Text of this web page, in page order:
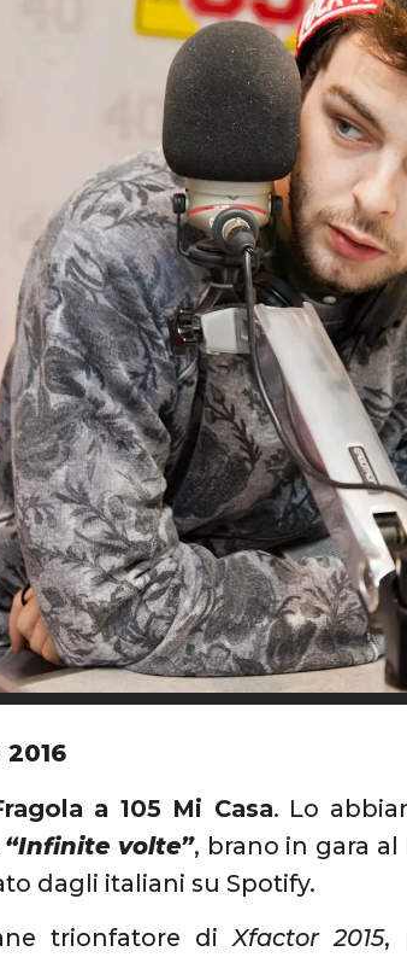
2016
a 105 Mi Casa. Lo
“Infinite volte”, brano in gara
dagli italiani su Spotify.
trionfatore diXfactor 2015,